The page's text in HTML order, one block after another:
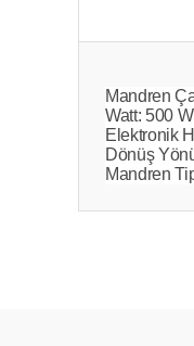
Mandren
Watt: 500 W
Elektronik
Dönüş
Mandren